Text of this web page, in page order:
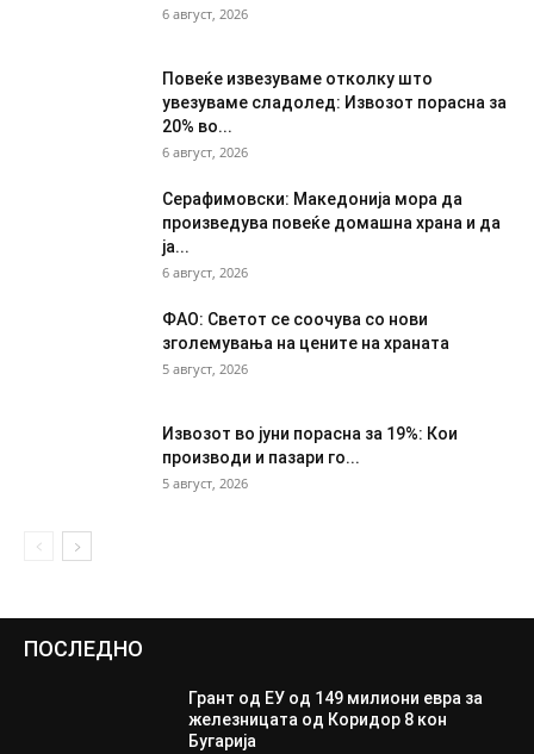
6 август, 2026
Повеќе извезуваме отколку што
увезуваме сладолед: Извозот порасна за
20% во...
6 август, 2026
Серафимовски: Македонија мора да
произведува повеќе домашна храна и да
ја...
6 август, 2026
ФАО: Светот се соочува со нови
зголемувања на цените на храната
5 август, 2026
Извозот во јуни порасна за 19%: Кои
производи и пазари го...
5 август, 2026
ПОСЛЕДНО
Грант од ЕУ од 149 милиони евра за
железницата од Коридор 8 кон
Бугарија